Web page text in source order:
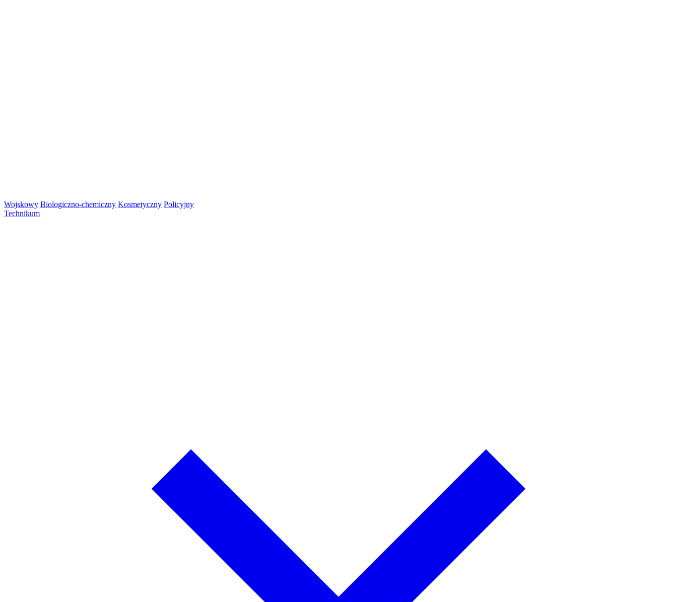
Wojskowy Biologiczno-chemiczny Kosmetyczny Policyjny
Technikum